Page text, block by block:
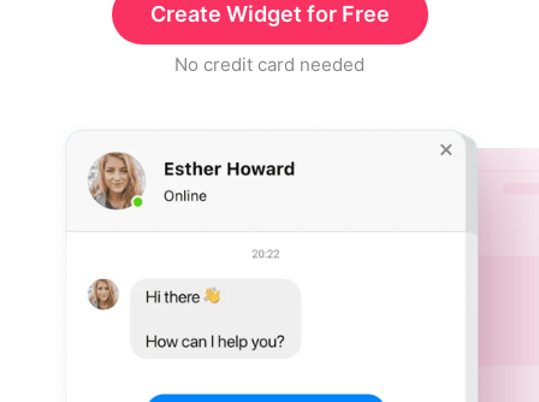
Create Widget for Free
No credit card needed